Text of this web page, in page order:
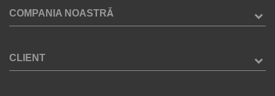
COMPANIA NOASTRĂ
CLIENT